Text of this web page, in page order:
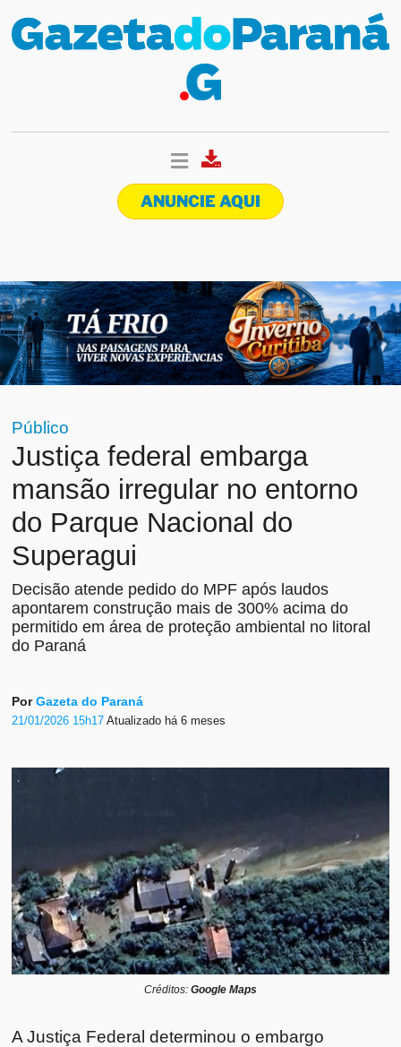
ANUNCIE AQUI
Público
Justiça federal embarga
mansão irregular no entorno
do Parque Nacional do
Superagui
Decisão atende pedido do MPF após laudos
apontarem construção mais de 300% acima do
permitido em área de proteção ambiental no litoral
do Paraná
PorGazeta do Paraná
21/01/2026 15h17Atualizado há 6 meses
Créditos: Google Maps
A Justiça Federal determinou o embargo